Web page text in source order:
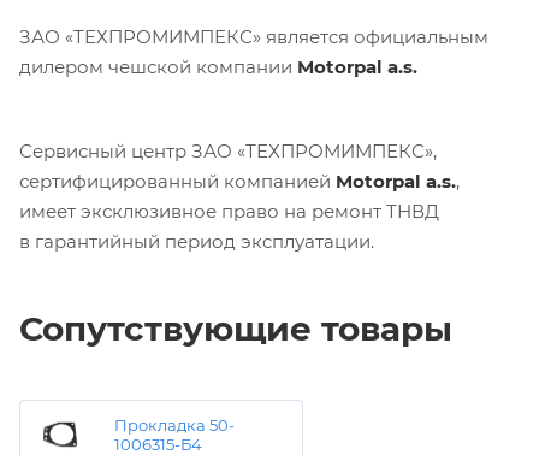
ЗАО «ТЕХПРОМИМПЕКС» является официальным
дилером чешской компании Motorpal a.s.
Сервисный центр ЗАО «ТЕХПРОМИМПЕКС»,
сертифицированный компанией Motorpal a.s.,
имеет эксклюзивное право на ремонт ТНВД
в гарантийный период эксплуатации.
Сопутствующие товары
Прокладка 50-
1006315-Б4